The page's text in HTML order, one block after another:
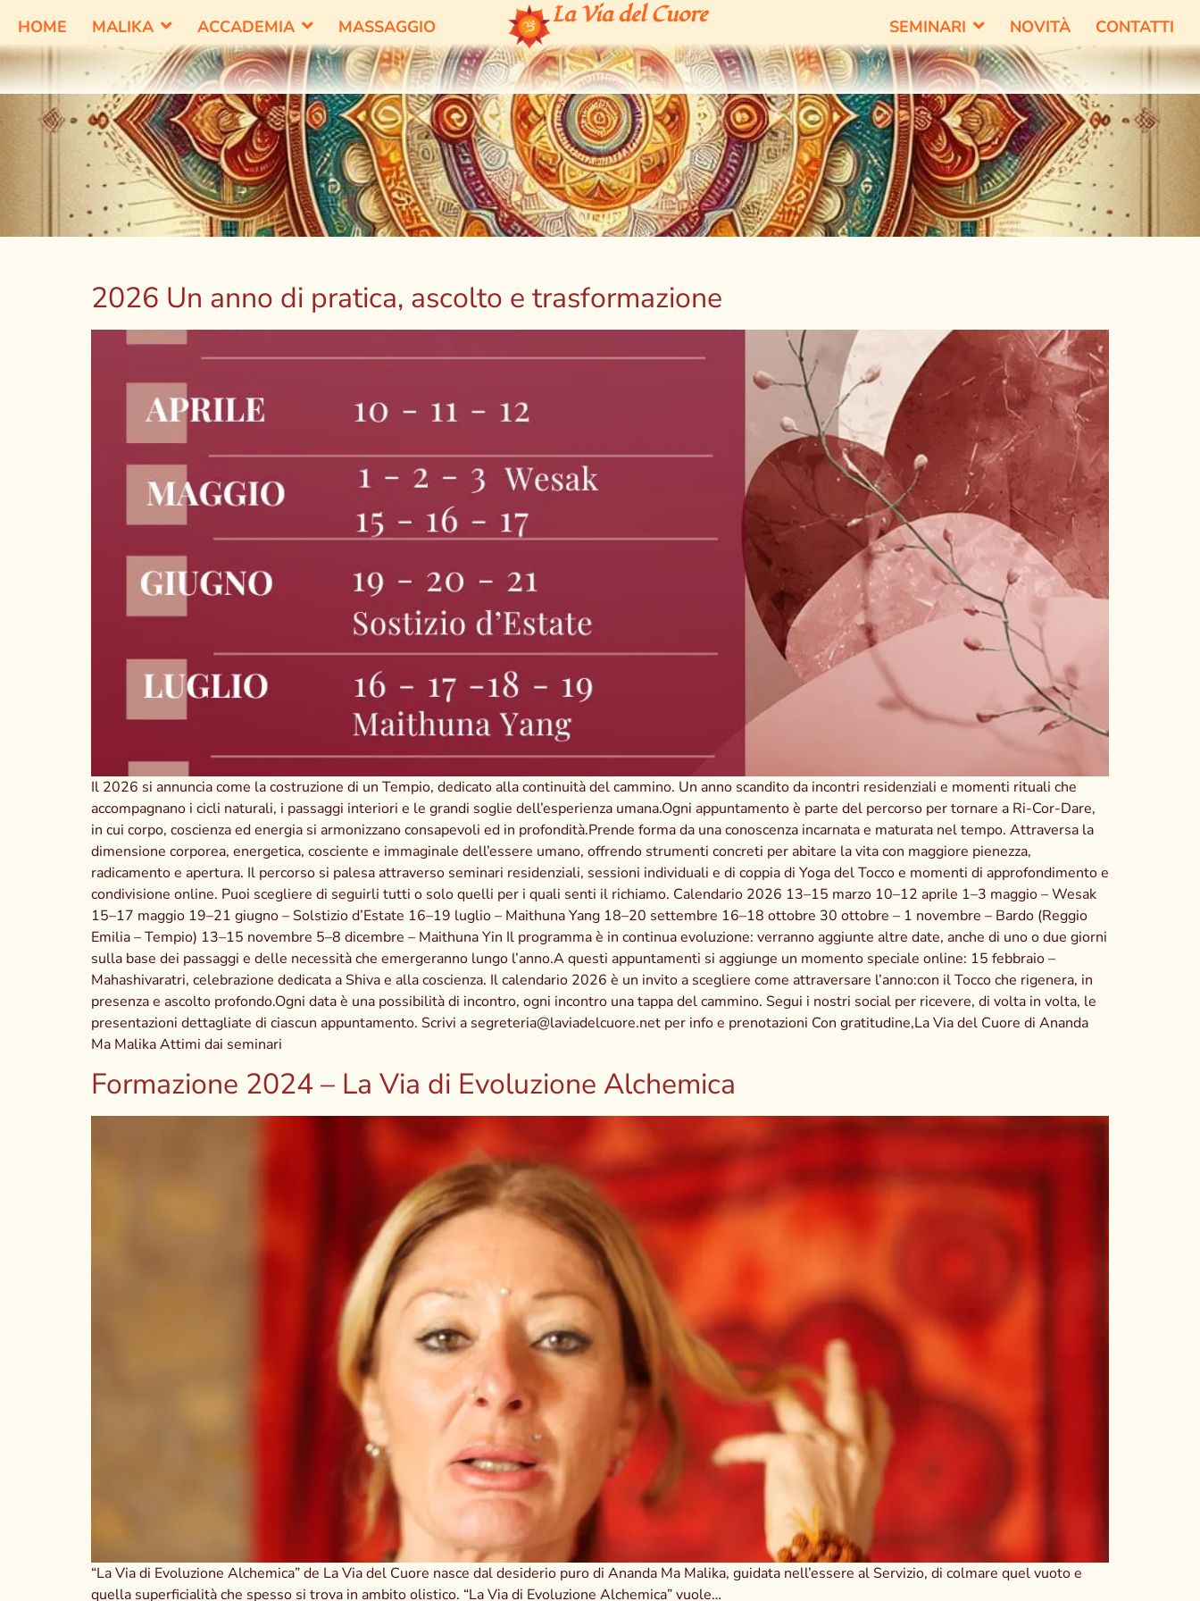
HOME MALIKA ACCADEMIA MASSAGGIO La Via del Cuore SEMINARI NOVITÀ CONTATTI
2026 Un anno di pratica, ascolto e trasformazione
Il 2026 si annuncia come la costruzione di un Tempio, dedicato alla continuità del cammino. Un anno scandito da incontri residenziali e momenti rituali che
accompagnano i cicli naturali, i passaggi interiori e le grandi soglie dell’esperienza umana.Ogni appuntamento è parte del percorso per tornare a Ri-Cor-Dare,
in cui corpo, coscienza ed energia si armonizzano consapevoli ed in profondità.Prende forma da una conoscenza incarnata e maturata nel tempo. Attraversa la
dimensione corporea, energetica, cosciente e immaginale dell’essere umano, offrendo strumenti concreti per abitare la vita con maggiore pienezza,
radicamento e apertura. Il percorso si palesa attraverso seminari residenziali, sessioni individuali e di coppia di Yoga del Tocco e momenti di approfondimento e
condivisione online. Puoi scegliere di seguirli tutti o solo quelli per i quali senti il richiamo. Calendario 2026 13–15 marzo 10–12 aprile 1–3 maggio – Wesak
15–17 maggio 19–21 giugno – Solstizio d’Estate 16–19 luglio – Maithuna Yang 18–20 settembre 16–18 ottobre 30 ottobre – 1 novembre – Bardo (Reggio
Emilia – Tempio) 13–15 novembre 5–8 dicembre – Maithuna Yin Il programma è in continua evoluzione: verranno aggiunte altre date, anche di uno o due giorni
sulla base dei passaggi e delle necessità che emergeranno lungo l’anno.A questi appuntamenti si aggiunge un momento speciale online: 15 febbraio –
Mahashivaratri, celebrazione dedicata a Shiva e alla coscienza. Il calendario 2026 è un invito a scegliere come attraversare l’anno:con il Tocco che rigenera, in
presenza e ascolto profondo.Ogni data è una possibilità di incontro, ogni incontro una tappa del cammino. Segui i nostri social per ricevere, di volta in volta, le
presentazioni dettagliate di ciascun appuntamento. Scrivi a segreteria@laviadelcuore.net per info e prenotazioni Con gratitudine,La Via del Cuore di Ananda
Ma Malika Attimi dai seminari
Formazione 2024 – La Via di Evoluzione Alchemica
“La Via di Evoluzione Alchemica” de La Via del Cuore nasce dal desiderio puro di Ananda Ma Malika, guidata nell’essere al Servizio, di colmare quel vuoto e
quella superficialità che spesso si trova in ambito olistico. “La Via di Evoluzione Alchemica” vuole…